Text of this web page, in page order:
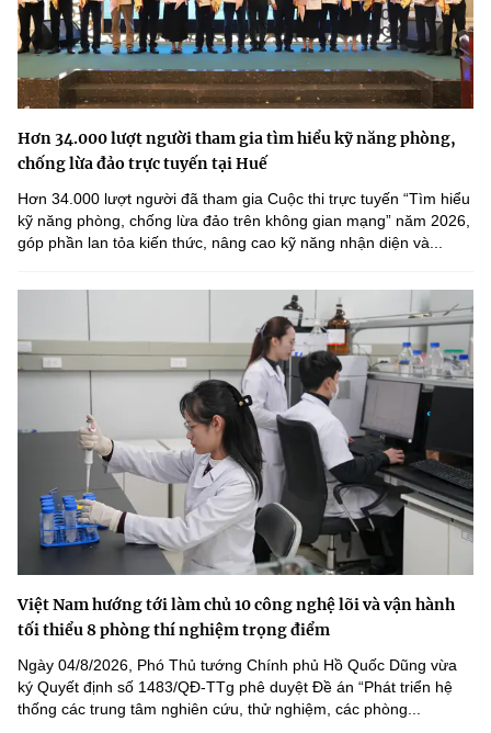
Hơn 34.000 lượt người tham gia tìm hiểu kỹ năng phòng,
chống lừa đảo trực tuyến tại Huế
Hơn 34.000 lượt người đã tham gia Cuộc thi trực tuyến “Tìm hiểu
kỹ năng phòng, chống lừa đảo trên không gian mạng” năm 2026,
góp phần lan tỏa kiến thức, nâng cao kỹ năng nhận diện và...
Việt Nam hướng tới làm chủ 10 công nghệ lõi và vận hành
tối thiểu 8 phòng thí nghiệm trọng điểm
Ngày 04/8/2026, Phó Thủ tướng Chính phủ Hồ Quốc Dũng vừa
ký Quyết định số 1483/QĐ-TTg phê duyệt Đề án “Phát triển hệ
thống các trung tâm nghiên cứu, thử nghiệm, các phòng...